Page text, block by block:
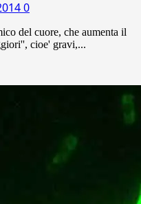
0
del cuore, che aumenta il
cioe' gravi,...